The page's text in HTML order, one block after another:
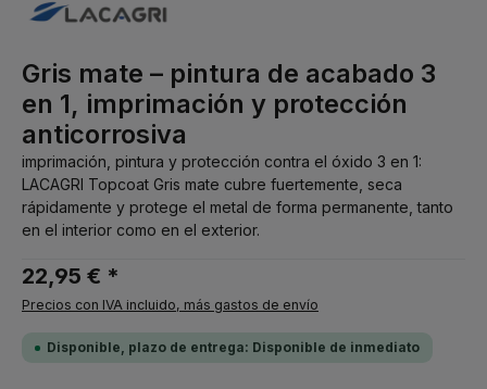
Gris mate – pintura de acabado 3
en 1, imprimación y protección
anticorrosiva
imprimación, pintura y protección contra el óxido 3 en 1:
LACAGRI Topcoat Gris mate cubre fuertemente, seca
rápidamente y protege el metal de forma permanente, tanto
en el interior como en el exterior.
22,95 € *
Precios con IVA incluido, más gastos de envío
Disponible, plazo de entrega: Disponible de inmediato